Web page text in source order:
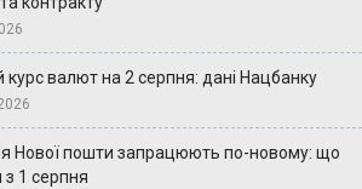
курс валют на 2 серпня: дані Нацбанку
Нової пошти запрацюють по-новому: що
з 1 серпня